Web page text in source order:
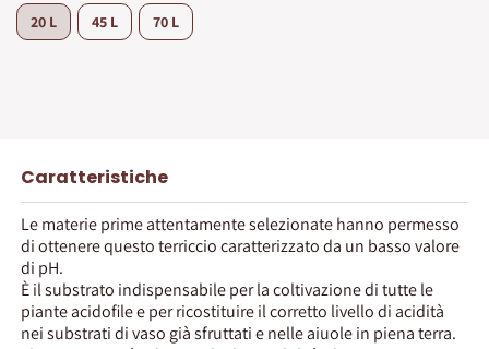
20 L 45 L 70 L
Caratteristiche
Le materie prime attentamente selezionate hanno permesso
di ottenere questo terriccio caratterizzato da un basso valore
di pH.
È il substrato indispensabile per la coltivazione di tutte le
piante acidofile e per ricostituire il corretto livello di acidità
nei substrati di vaso già sfruttati e nelle aiuole in piena terra.